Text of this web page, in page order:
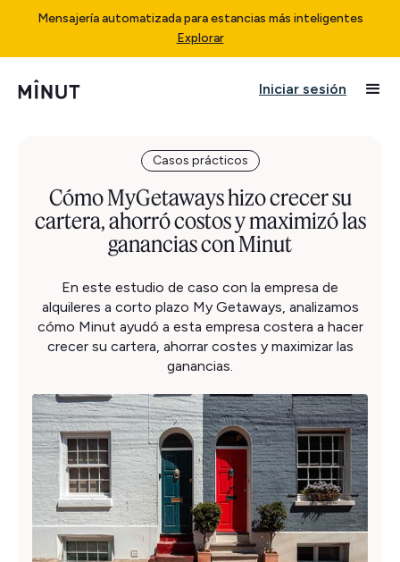
Mensajería automatizada para estancias más inteligentes
Explorar
Iniciar sesión
Casos prácticos
Cómo MyGetaways hizo crecer su
cartera, ahorró costos y maximizó las
ganancias con Minut
En este estudio de caso con la empresa de
alquileres a corto plazo My Getaways, analizamos
cómo Minut ayudó a esta empresa costera a hacer
crecer su cartera, ahorrar costes y maximizar las
ganancias.